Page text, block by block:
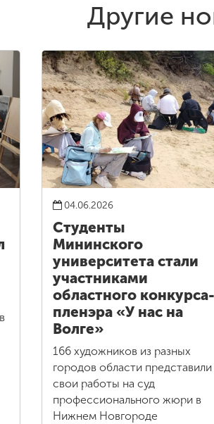
Другие
04.06.2026
Студенты
Мининского
университета стали
участниками
областного конкурса-
пленэра «У нас на
Волге»
166 художников из разных
городов области представили
свои работы на суд
профессионального жюри в
Нижнем Новгороде